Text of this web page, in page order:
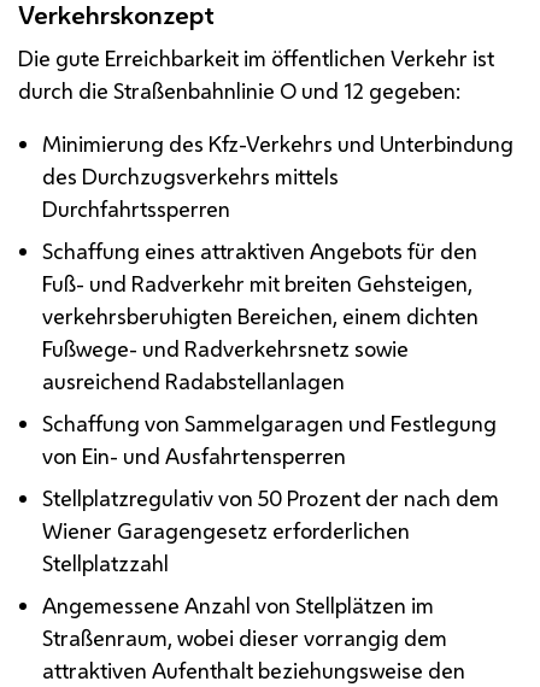
Verkehrskonzept
Die gute Erreichbarkeit im öffentlichen Verkehr ist
durch die Straßenbahnlinie O und 12 gegeben:
Minimierung des Kfz-Verkehrs und Unterbindung
des Durchzugsverkehrs mittels
Durchfahrtssperren
Schaffung eines attraktiven Angebots für den
Fuß- und Radverkehr mit breiten Gehsteigen,
verkehrsberuhigten Bereichen, einem dichten
Fußwege- und Radverkehrsnetz sowie
ausreichend Radabstellanlagen
Schaffung von Sammelgaragen und Festlegung
von Ein- und Ausfahrtensperren
Stellplatzregulativ von 50 Prozent der nach dem
Wiener Garagengesetz erforderlichen
Stellplatzzahl
Angemessene Anzahl von Stellplätzen im
Straßenraum, wobei dieser vorrangig dem
attraktiven Aufenthalt beziehungsweise den